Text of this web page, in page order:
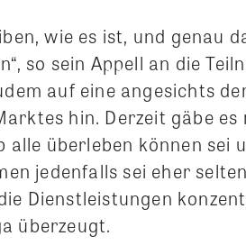
wie es ist, und genau
so sein Appell an die
auf eine angesichts
hin. Derzeit gäbe
alle überleben können sei
jedenfalls sei eher
Dienstleistungen
überzeugt.